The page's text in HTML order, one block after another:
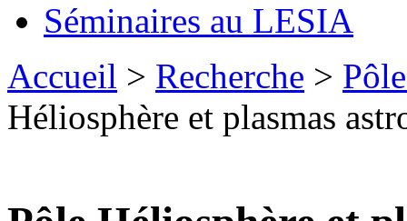
Séminaires au LESIA
Accueil > Recherche >
Héliosphère et plasmas